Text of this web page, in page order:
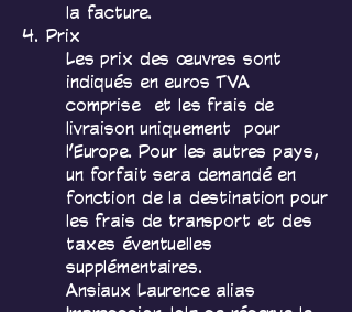
la facture.
4. Prix
Les prix des œuvres sont
indiqués en euros TVA
comprise et les frais de
livraison uniquement pour
l’Europe. Pour les autres pays,
un forfait sera demandé en
fonction de la destination pour
les frais de transport et des
taxes éventuelles
supplémentaires.
Ansiaux Laurence alias